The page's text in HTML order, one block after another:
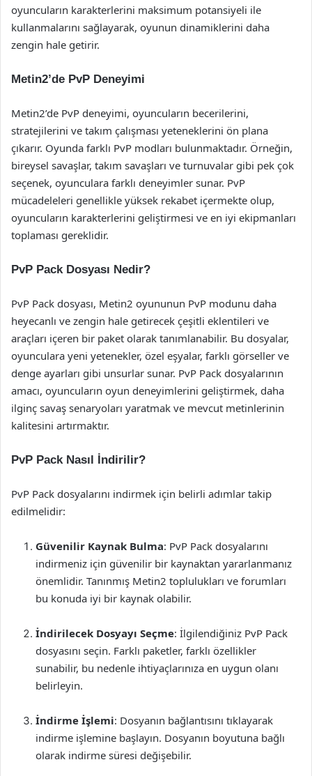
oyuncuların karakterlerini maksimum potansiyeli ile
kullanmalarını sağlayarak, oyunun dinamiklerini daha
zengin hale getirir.
Metin2’de PvP Deneyimi
Metin2’de PvP deneyimi, oyuncuların becerilerini,
stratejilerini ve takım çalışması yeteneklerini ön plana
çıkarır. Oyunda farklı PvP modları bulunmaktadır. Örneğin,
bireysel savaşlar, takım savaşları ve turnuvalar gibi pek çok
seçenek, oyunculara farklı deneyimler sunar. PvP
mücadeleleri genellikle yüksek rekabet içermekte olup,
oyuncuların karakterlerini geliştirmesi ve en iyi ekipmanları
toplaması gereklidir.
PvP Pack Dosyası Nedir?
PvP Pack dosyası, Metin2 oyununun PvP modunu daha
heyecanlı ve zengin hale getirecek çeşitli eklentileri ve
araçları içeren bir paket olarak tanımlanabilir. Bu dosyalar,
oyunculara yeni yetenekler, özel eşyalar, farklı görseller ve
denge ayarları gibi unsurlar sunar. PvP Pack dosyalarının
amacı, oyuncuların oyun deneyimlerini geliştirmek, daha
ilginç savaş senaryoları yaratmak ve mevcut metinlerinin
kalitesini artırmaktır.
PvP Pack Nasıl İndirilir?
PvP Pack dosyalarını indirmek için belirli adımlar takip
edilmelidir:
Güvenilir Kaynak Bulma: PvP Pack dosyalarını
indirmeniz için güvenilir bir kaynaktan yararlanmanız
önemlidir. Tanınmış Metin2 toplulukları ve forumları
bu konuda iyi bir kaynak olabilir.
İndirilecek Dosyayı Seçme: İlgilendiğiniz PvP Pack
dosyasını seçin. Farklı paketler, farklı özellikler
sunabilir, bu nedenle ihtiyaçlarınıza en uygun olanı
belirleyin.
İndirme İşlemi: Dosyanın bağlantısını tıklayarak
indirme işlemine başlayın. Dosyanın boyutuna bağlı
olarak indirme süresi değişebilir.